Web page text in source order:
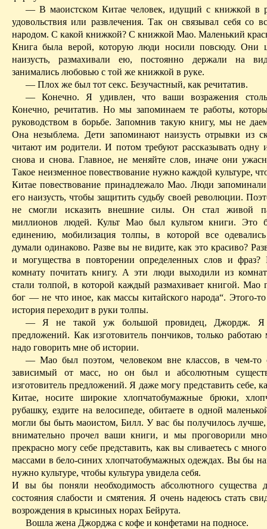
— В маоистскомКитае человек, идущий с книжкой в
удовольствия или развлечения. Так он связывал себя со
народом. С какой книжкой? С книжкой Мао. Маленький
Книга была верой, которую люди носили повсюду. Они
наизусть, размахивали ею, постоянно держали на
занимались любовью с той же книжкой в руке.
— Плох же был тот секс. Безучастный, как речитатив.
— Конечно. Я удивлен, что ваши возражения
Конечно, речитатив. Но мы запоминаем те работы,
руководством в борьбе. Запомнив такую книгу, мы не
Она незыблема. Дети запоминают наизусть отрывки из
читают им родители. И потом требуют рассказывать одну
снова и снова. Главное, не меняйте слов, иначе они
Такое неизменное повествование нужно каждой культуре,
Китае повествование принадлежало Мао. Люди запоминали
его наизусть, чтобы защитить судьбу своей революции.
не смогли исказить внешние силы. Он стал живой
миллионов людей. Культ Мао был культом книги. Это
единению, мобилизация толпы, в которой все
думали одинаково. Разве вы не видите, как это красиво?
и могущества в повторении определенных слов и
комнату почитать книгу. А эти люди выходили из
стали толпой, в которой каждый размахивает книгой. Мао
бог — не что иное, как массы китайского народа“. Этого-
история переходит в руки толпы.
— Я не такой уж большой провидец, Джордж. Я
предложений. Как изготовитель пончиков, только работаю
надо говорить мне об истории.
— Мао был поэтом, человеком вне классов, в чем-то
зависимый от масс, но он был и абсолютным
изготовитель предложений. Я даже могу представить себе,
Китае, носите широкие хлопчатобумажные брюки,
рубашку, ездите на велосипеде, обитаете в одной
могли бы бытьмаоистом, Билл. У вас бы получилось
внимательно прочел ваши книги, и мы проговорили
прекрасно могу себе представить, как вы сливаетесь с
массами в бело-синих хлопчатобумажных одеждах. Вы бы
нужно культуре, чтобы культура увидела себя.
И вы бы поняли необходимость абсолютного существа
состояния слабости и смятения. Я очень надеюсь стать
возрождения в крысиных норах Бейрута.
Вошла жена Джорджа с кофе и конфетами на подносе.